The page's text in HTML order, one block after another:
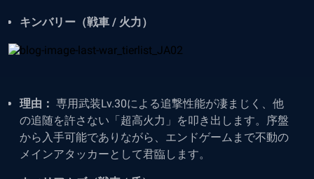
キンバリー（戦車 / 火力）
理由： 専用武装Lv.30による追撃性能が凄まじく、他
の追随を許さない「超高火力」を叩き出します。序盤
から入手可能でありながら、エンドゲームまで不動の
メインアタッカーとして君臨します。